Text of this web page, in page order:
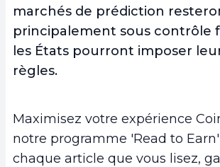
marchés de prédiction
principalement sous contrôle
les États pourront imposer
règles.
Maximisez votre expérience
notre programme 'Read to
chaque article que vous lisez,